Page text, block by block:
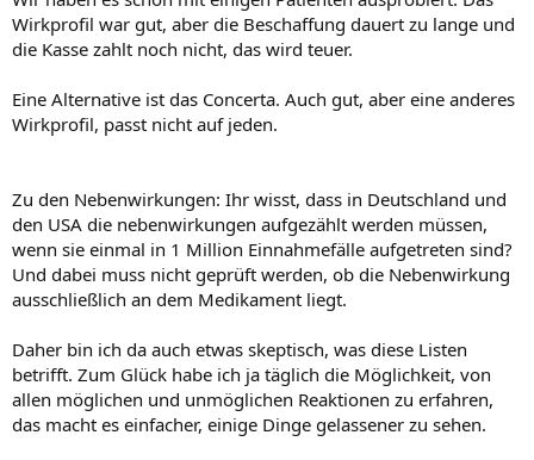
Wirkprofil war gut, aber die Beschaffung dauert zu lange und
die Kasse zahlt noch nicht, das wird teuer.
Eine Alternative ist das Concerta. Auch gut, aber eine anderes
Wirkprofil, passt nicht auf jeden.
Zu den Nebenwirkungen: Ihr wisst, dass in Deutschland und
den USA die nebenwirkungen aufgezählt werden müssen,
wenn sie einmal in 1 Million Einnahmefälle aufgetreten sind?
Und dabei muss nicht geprüft werden, ob die Nebenwirkung
ausschließlich an dem Medikament liegt.
Daher bin ich da auch etwas skeptisch, was diese Listen
betrifft. Zum Glück habe ich ja täglich die Möglichkeit, von
allen möglichen und unmöglichen Reaktionen zu erfahren,
das macht es einfacher, einige Dinge gelassener zu sehen.